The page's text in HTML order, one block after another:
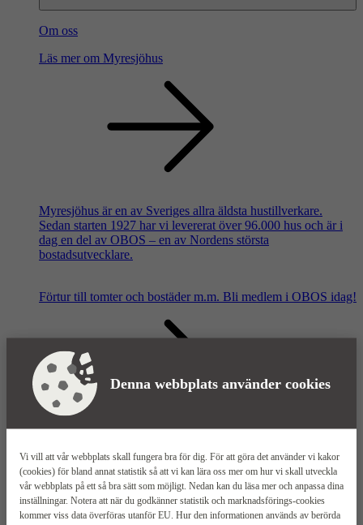
Denna webbplats använder cookies
Vi vill att vår webbplats skall fungera bra för dig. För att göra det använder vi kakor
(cookies) för bland annat statistik så att vi kan lära oss mer om hur vi skall utveckla
vår webbplats på ett så bra sätt som möjligt. Nedan kan du läsa mer och anpassa dina
inställningar. Notera att när du godkänner statistik och marknadsförings-cookies
kommer viss data överföras utanför EU. Hur den informationen används av berörda
Om oss
Läs mer om Myresjöhus
Myresjöhus är en av Sveriges allra äldsta hustillverkare.
Sedan starten 1927 har vi levererat över 96.000 hus och är i
dag en del av OBOS – en av Nordens största
bostadsutvecklare.
Förtur till tomter och bostäder m.m. Bli medlem i OBOS idag!
Våra säljkontor